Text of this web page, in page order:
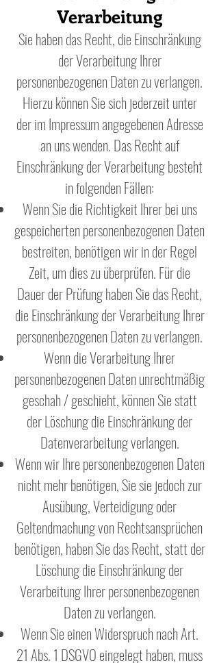
Verarbeitung
Sie haben das Recht, die Einschränkung
der Verarbeitung Ihrer
personenbezogenen Daten zu verlangen.
Hierzu können Sie sich jederzeit unter
der im Impressum angegebenen Adresse
an uns wenden. Das Recht auf
Einschränkung der Verarbeitung besteht
in folgenden Fällen:
Wenn Sie die Richtigkeit Ihrer bei uns
gespeicherten personenbezogenen Daten
bestreiten, benötigen wir in der Regel
Zeit, um dies zu überprüfen. Für die
Dauer der Prüfung haben Sie das Recht,
die Einschränkung der Verarbeitung Ihrer
personenbezogenen Daten zu verlangen.
Wenn die Verarbeitung Ihrer
personenbezogenen Daten unrechtmäßig
geschah / geschieht, können Sie statt
der Löschung die Einschränkung der
Datenverarbeitung verlangen.
Wenn wir Ihre personenbezogenen Daten
nicht mehr benötigen, Sie sie jedoch zur
Ausübung, Verteidigung oder
Geltendmachung von Rechtsansprüchen
benötigen, haben Sie das Recht, statt der
Löschung die Einschränkung der
Verarbeitung Ihrer personenbezogenen
Daten zu verlangen.
Wenn Sie einen Widerspruch nach Art.
21 Abs. 1 DSGVO eingelegt haben, muss